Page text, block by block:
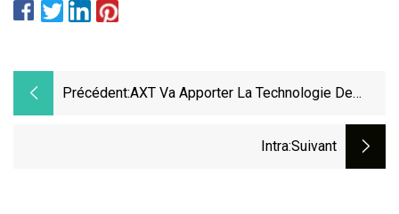
Précédent:AXT Va Apporter La Technologie De
Intra:suivant